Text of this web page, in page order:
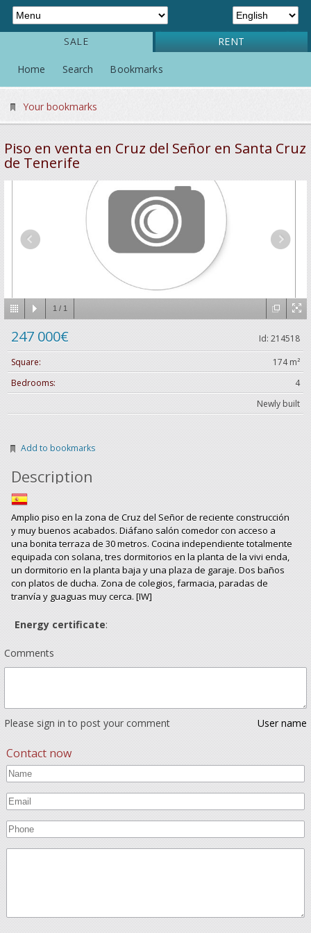
SALE RENT
Home Search Bookmarks
Your bookmarks
Piso en venta en Cruz del Señor en Santa Cruz
de Tenerife
1 / 1
Id: 214518
247 000€
Square:
174 m²
Bedrooms:
4
Newly built
Add to bookmarks
Description
Amplio piso en la zona de Cruz del Señor de reciente construcción
y muy buenos acabados. Diáfano salón comedor con acceso a
una bonita terraza de 30 metros. Cocina independiente totalmente
equipada con solana, tres dormitorios en la planta de la vivi enda,
un dormitorio en la planta baja y una plaza de garaje. Dos baños
con platos de ducha. Zona de colegios, farmacia, paradas de
tranvía y guaguas muy cerca. [IW]
Energy certificate:
Comments
Please sign in to post your comment User name
Contact now